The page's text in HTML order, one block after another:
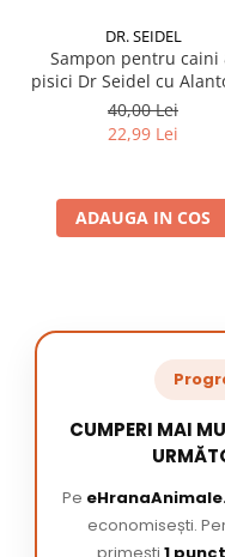
DR. SEIDEL
Sampon pentru caini
pisici Dr Seidel cu
220 ml
40,00 Lei
22,99 Lei
ADAUGA IN COS
CUMPERI MAI
Pe
economisești.